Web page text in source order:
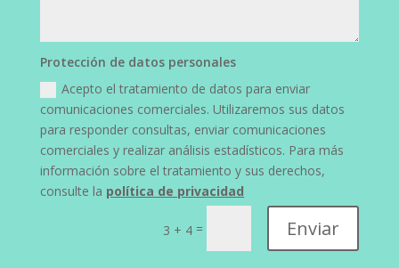
Protección de datos personales
Acepto el tratamiento de datos para enviar
comunicaciones comerciales. Utilizaremos sus datos
para responder consultas, enviar comunicaciones
comerciales y realizar análisis estadísticos. Para más
información sobre el tratamiento y sus derechos,
consulte la política de privacidad
3 + 4 = Enviar